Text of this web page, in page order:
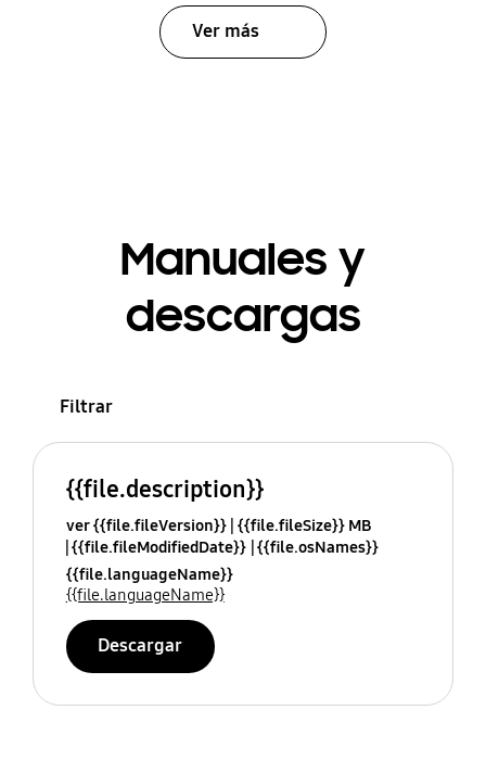
Ver más
Manuales y
descargas
Filtrar
{{file.description}}
ver {{file.fileVersion}} {{file.fileSize}} MB
{{file.fileModifiedDate}} {{file.osNames}}
{{file.languageName}}
{{file.languageName}}
Descargar